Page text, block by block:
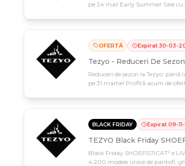
pe 24 mai! Early Summer Sale
OFERTĂ Expirat 30-03-
Tezyo - Reduceri De Sezon
Reduceri de sezon la Tezyo:
pe 31 martie! Profită acum de
BLACK FRIDAY Expirat 09-11-
TEZYO Black Friday
Black Friday SHOEFISTICAT² e
4.200 modele unice de pantofi,